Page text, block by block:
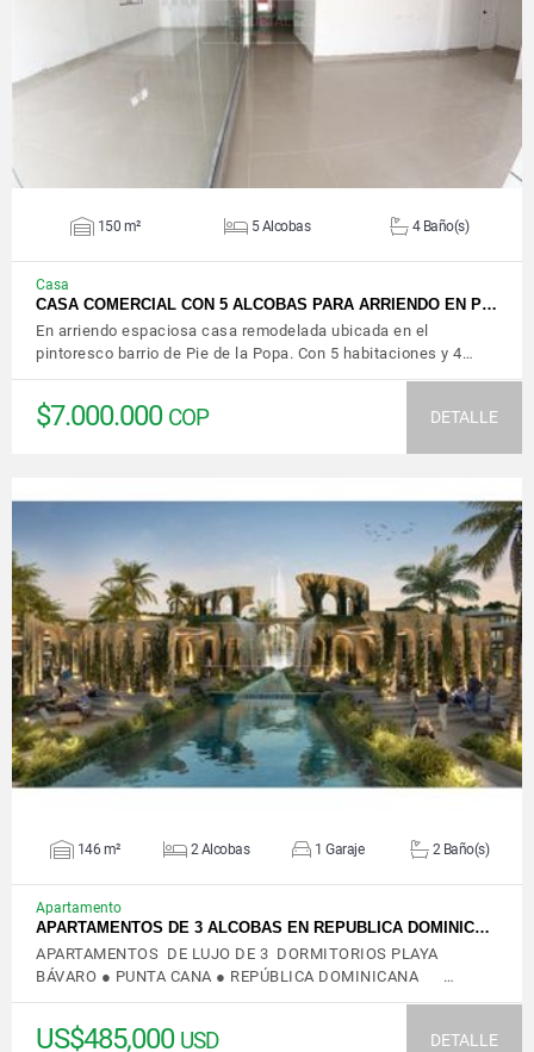
VER DETALLES
150 m² 5 Alcobas 4 Baño(s)
Casa
CASA COMERCIAL CON 5 ALCOBAS PARA ARRIENDO EN P…
En arriendo espaciosa casa remodelada ubicada en el
pintoresco barrio de Pie de la Popa. Con 5 habitaciones y 4…
$7.000.000 COP DETALLE
VER DETALLES
146 m² 2 Alcobas 1 Garaje 2 Baño(s)
Apartamento
APARTAMENTOS DE 3 ALCOBAS EN REPUBLICA DOMINIC…
APARTAMENTOS DE LUJO DE 3 DORMITORIOS PLAYA
BÁVARO ● PUNTA CANA ● REPÚBLICA DOMINICANA …
US$485,000 USD DETALLE